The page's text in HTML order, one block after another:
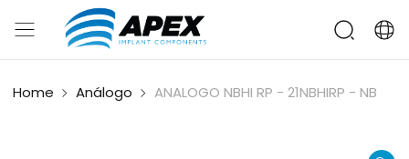
Home Análogo ANALOGO NBHI RP - 21NBHIRP - NB